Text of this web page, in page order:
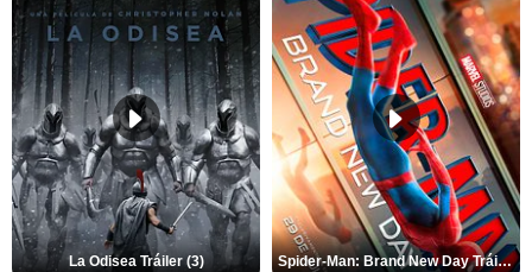
La Odisea Tráiler (3) Spider-Man: Brand New Day Tráiler (3)